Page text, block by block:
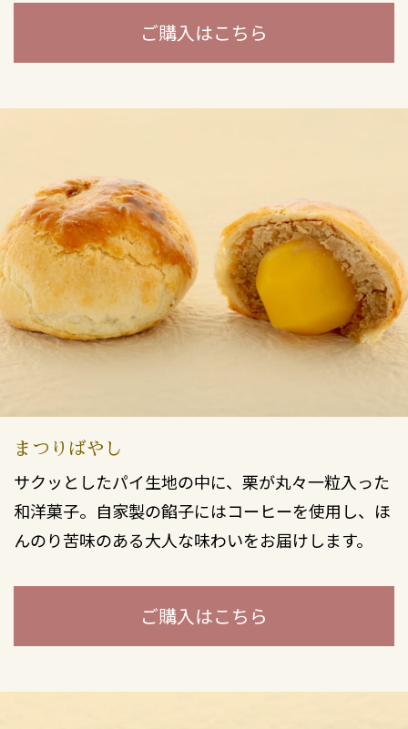
ご購入はこちら
まつりばやし
サクッとしたパイ生地の中に、栗が丸々一粒入った
和洋菓子。自家製の餡子にはコーヒーを使用し、ほ
んのり苦味のある大人な味わいをお届けします。
ご購入はこちら